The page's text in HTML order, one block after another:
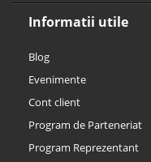
Informatii utile
Blog
Evenimente
Cont client
Program de Parteneriat
Program Reprezentant